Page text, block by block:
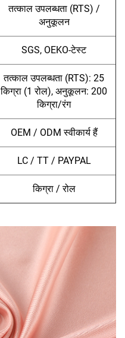
तत्काल उपलब्धता (RTS) /
अनुकूलन
SGS, OEKO-टेस्ट
तत्काल उपलब्धता (RTS): 25
किग्रा (1 रोल), अनुकूलन: 200
किग्रा/रंग
OEM / ODM स्वीकार्य हैं
LC / TT / PAYPAL
किग्रा / रोल